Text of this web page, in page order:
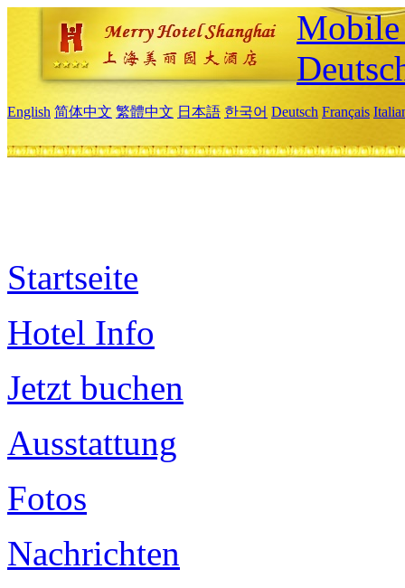
English 简体中文 繁體中文 日本語 한국어 Deutsch Français
Startseite
Hotel Info
Jetzt buchen
Ausstattung
Fotos
Nachrichten